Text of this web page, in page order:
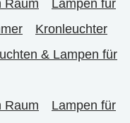
Raum
Lampen für
Kronleuchter
& Lampen für
Raum
Lampen für